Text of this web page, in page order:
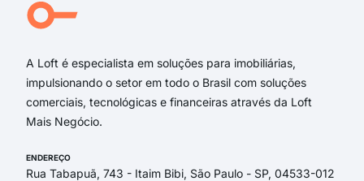
A Loft é especialista em soluções para imobiliárias,
impulsionando o setor em todo o Brasil com soluções
comerciais, tecnológicas e financeiras através da Loft
Mais Negócio.
ENDEREÇO
Rua Tabapuã, 743 - Itaim Bibi, São Paulo - SP, 04533-012